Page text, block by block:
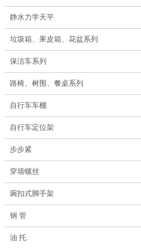
静水力学天平
垃圾箱、果皮箱、花盆系列
保洁车系列
路椅、树围、餐桌系列
自行车车棚
自行车定位架
步步紧
穿墙螺丝
琬扣式脚手架
钢 管
油 托